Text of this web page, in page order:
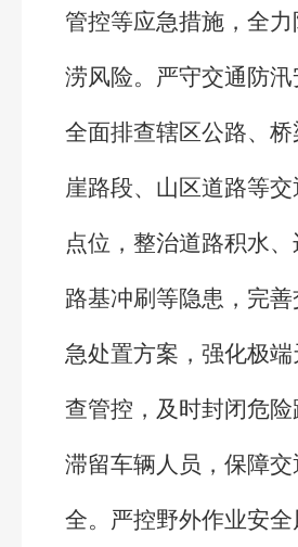
管控等应急措施，全
涝风险。严守交通防汛
全面排查辖区公路、
崖路段、山区道路等
点位，整治道路积水、
路基冲刷等隐患，完
急处置方案，强化极
查管控，及时封闭危
滞留车辆人员，保障
全。严控野外作业安